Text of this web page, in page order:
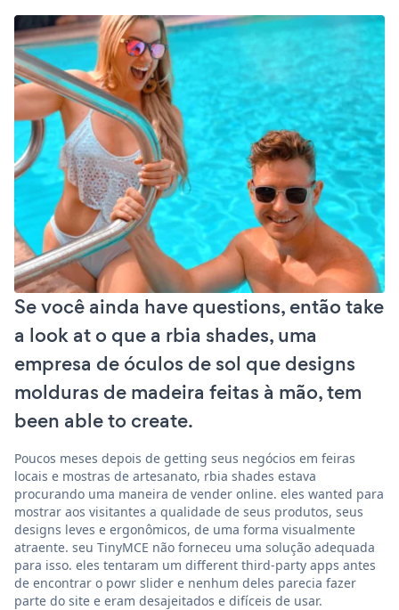
Se você ainda have questions, então take
a look at o que a rbia shades, uma
empresa de óculos de sol que designs
molduras de madeira feitas à mão, tem
been able to create.
Poucos meses depois de getting seus negócios em feiras
locais e mostras de artesanato, rbia shades estava
procurando uma maneira de vender online. eles wanted para
mostrar aos visitantes a qualidade de seus produtos, seus
designs leves e ergonômicos, de uma forma visualmente
atraente. seu TinyMCE não forneceu uma solução adequada
para isso. eles tentaram um different third-party apps antes
de encontrar o powr slider e nenhum deles parecia fazer
parte do site e eram desajeitados e difíceis de usar.